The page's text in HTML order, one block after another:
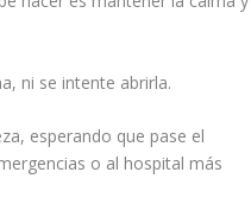
ni se intente abrirla.
esperando que pase el
o al hospital más